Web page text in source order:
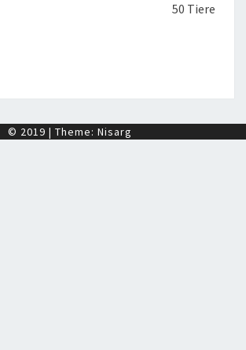
50 Tiere
© 2019 | Theme: Nisarg